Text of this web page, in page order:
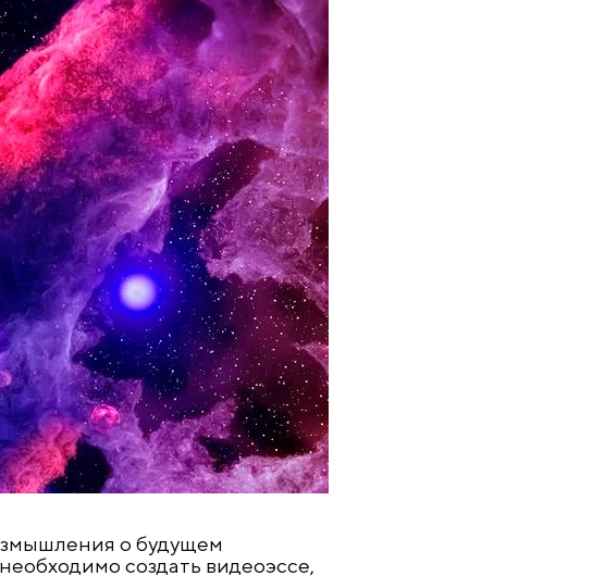
о будущем
создать видеоэссе,